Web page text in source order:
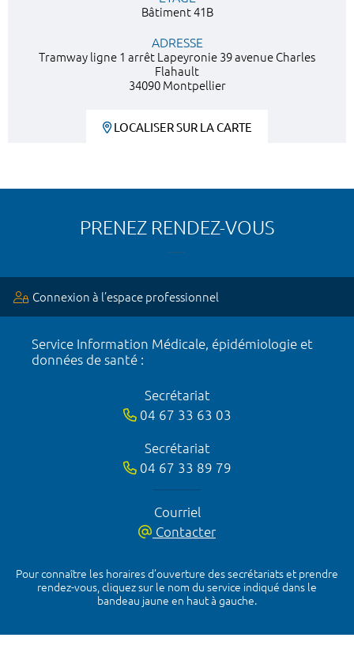
Bâtiment 41B
ADRESSE
Tramway ligne 1 arrêt Lapeyronie 39 avenue Charles
Flahault
34090 Montpellier
LOCALISER SUR LA CARTE
PRENEZ RENDEZ-VOUS
Connexion à l’espace professionnel
Service Information Médicale, épidémiologie et
données de santé :
Secrétariat
04 67 33 63 03
Secrétariat
04 67 33 89 79
Courriel
Contacter
Pour connaître les horaires d’ouverture des secrétariats et prendre
rendez-vous, cliquez sur le nom du service indiqué dans le
bandeau jaune en haut à gauche.